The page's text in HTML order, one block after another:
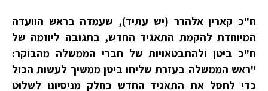
ח"כ קארין אלהרר (יש עתיד), שעמדה בראש הוועדה
המיוחדת להקמת התאגיד החדש, בתגובה ליוזמה של
ח"כ ביטן ולהתבטאויות של חברי הממשלה מהבוקר:
"ראש הממשלה בעזרת שליחו ביטן ממשיך לעשות הכול
כדי לחסל את התאגיד החדש כחלק מניסיונו לשלוט